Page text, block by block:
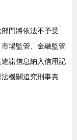
門將依法不予受
場監管、金融監管
諾信息納入信用記
機關追究刑事責